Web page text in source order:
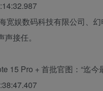
宽娱数码科技有限公司、
接任。
15 Pro + 首批官图：“迄今